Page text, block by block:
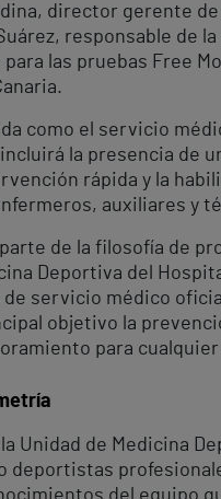
director gerente
responsable de
las pruebas Free
como el servicio
la presencia de
rápida y la
auxiliares y
de la filosofía de
Deportiva del
de servicio médico
objetivo la
para
Unidad de Medicina
deportistas